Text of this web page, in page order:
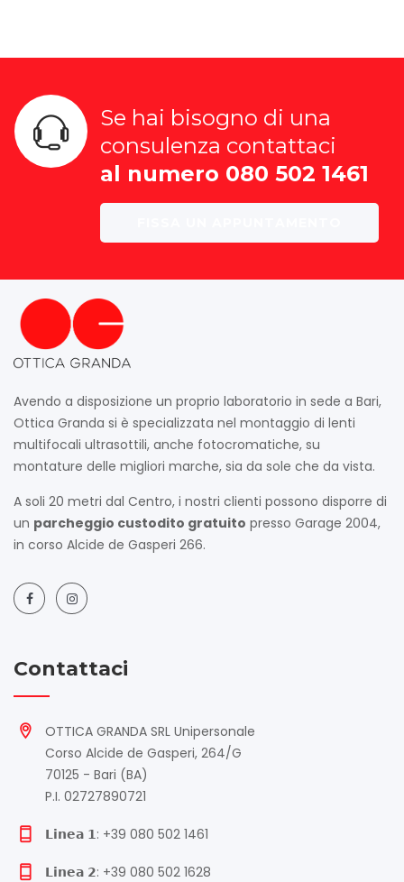
Se hai bisogno di una
consulenza contattaci
al numero 080 502 1461
Avendo a disposizione un proprio laboratorio in sede a Bari,
Ottica Granda si è specializzata nel montaggio di lenti
multifocali ultrasottili, anche fotocromatiche, su
montature delle migliori marche, sia da sole che da vista.
A soli 20 metri dal Centro, i nostri clienti possono disporre di
un parcheggio custodito gratuito presso Garage 2004,
in corso Alcide de Gasperi 266.
Contattaci
OTTICA GRANDA SRL Unipersonale
Corso Alcide de Gasperi, 264/G
70125 - Bari (BA)
P.I. 02727890721
𝗟𝗶𝗻𝗲𝗮 𝟭: +39 080 502 1461
𝗟𝗶𝗻𝗲𝗮 𝟮: +39 080 502 1628